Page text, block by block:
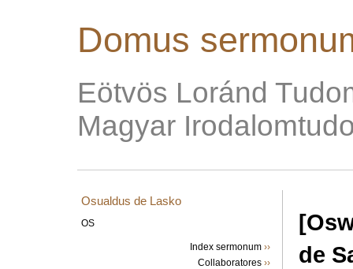
Domus
Eötvös Loránd
Magyar
Osualdus de Lasko
OS
Index sermonum ››
Collaboratores ››
de